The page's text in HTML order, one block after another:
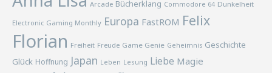
Arcade Bücherklang Commodore 64 Dunkelheit
Electronic Gaming Monthly Europa FastROM Felix
Florian Freiheit Freude Game Genie Geheimnis Geschichte
Glück Hoffnung Japan Leben Lesung Liebe Magie